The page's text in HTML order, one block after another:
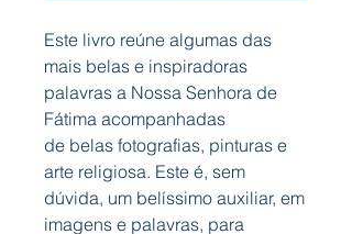
Este livro reúne algumas das
mais belas e inspiradoras
palavras a Nossa Senhora de
Fátima acompanhadas
de belas fotografias, pinturas e
arte religiosa. Este é, sem
dúvida, um belíssimo auxiliar, em
imagens e palavras, para